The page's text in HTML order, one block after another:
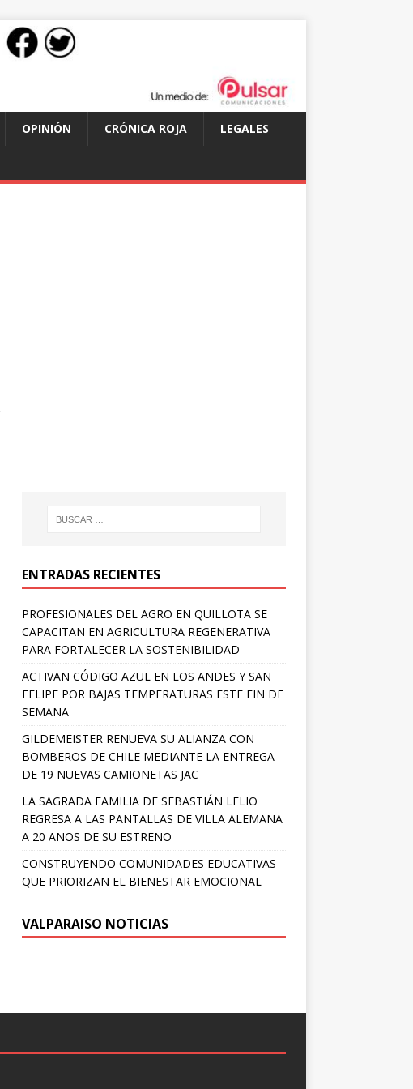
OPINIÓN CRÓNICA ROJA LEGALES
ENTRADAS RECIENTES
PROFESIONALES DEL AGRO EN QUILLOTA SE
CAPACITAN EN AGRICULTURA REGENERATIVA
PARA FORTALECER LA SOSTENIBILIDAD
ACTIVAN CÓDIGO AZUL EN LOS ANDES Y SAN
FELIPE POR BAJAS TEMPERATURAS ESTE FIN DE
SEMANA
GILDEMEISTER RENUEVA SU ALIANZA CON
BOMBEROS DE CHILE MEDIANTE LA ENTREGA
DE 19 NUEVAS CAMIONETAS JAC
LA SAGRADA FAMILIA DE SEBASTIÁN LELIO
REGRESA A LAS PANTALLAS DE VILLA ALEMANA
A 20 AÑOS DE SU ESTRENO
CONSTRUYENDO COMUNIDADES EDUCATIVAS
QUE PRIORIZAN EL BIENESTAR EMOCIONAL
VALPARAISO NOTICIAS